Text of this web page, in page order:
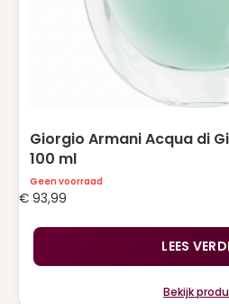
Giorgio Armani Acqua di
100 ml
Geen voorraad
€ 93,99
LEES
Bekijk